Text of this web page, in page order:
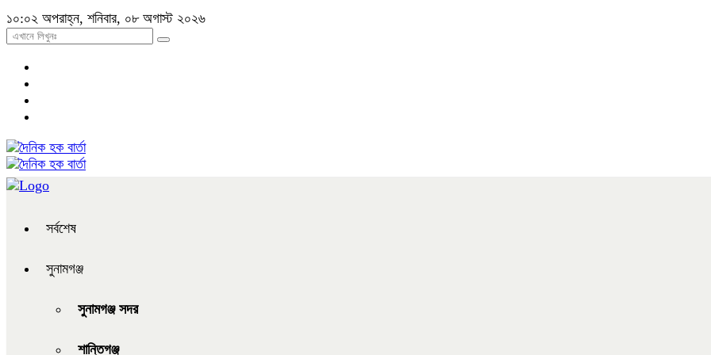
১০:০২ অপরাহ্ন, শনিবার, ০৮ অগাস্ট ২০২৬
সর্বশেষ
সুনামগঞ্জ
সুনামগঞ্জ সদর
শান্তিগঞ্জ